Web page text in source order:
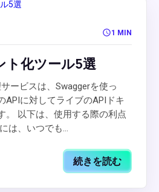
1 MIN
ト化ツール5選
ービスは、Swaggerを使っ
APIに対してライブのAPIドキ
。 以下は、使用する際の利点
は、いつでも...
続きを読む